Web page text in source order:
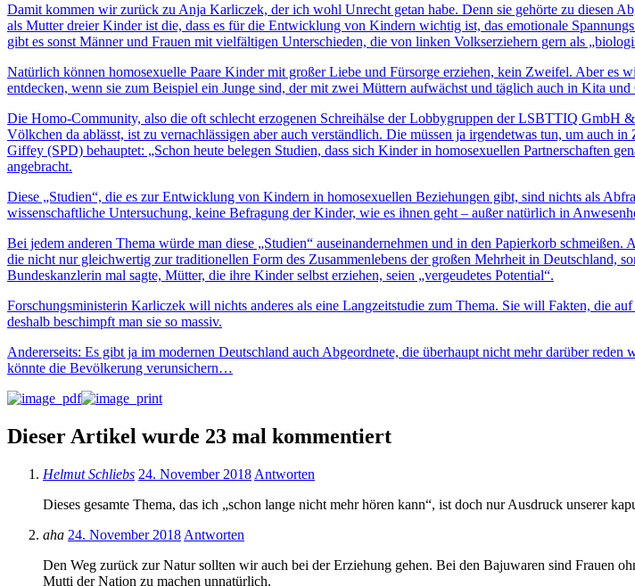
Damit kommen wir zurück zu Anja Karliczek, der ich wohl Unrecht getan habe. Denn sie gehörte zu diesen
als Mutter dreier Kinder ist die, dass es für die Entwicklung von Kindern wichtig ist, das emotionale
gibt es sonst Männer und Frauen mit vielfältigen Unterschieden, die von linken Volkserziehern gern als
Natürlich können homosexuelle Paare Kinder mit großer Liebe und Fürsorge erziehen, kein Zweifel. Aber es
entdecken, wenn sie zum Beispiel ein Junge sind, der mit zwei Müttern aufwächst und täglich auch in Kita
Die Homo-Community, also die oft schlecht erzogenen Schreihälse der Lobbygruppen der LSBTTIQ GmbH
Völkchen da ablässt, ist zu vernachlässigen aber auch verständlich. Die müssen ja irgendetwas tun, um auch
Giffey (SPD) behauptet: „Schon heute belegen Studien, dass sich Kinder in homosexuellen Partnerschaften
angebracht.
Diese „Studien“, die es zur Entwicklung von Kindern in homosexuellen Beziehungen gibt, sind nichts als
wissenschaftliche Untersuchung, keine Befragung der Kinder, wie es ihnen geht – außer natürlich in
Bei jedem anderen Thema würde man diese „Studien“ auseinandernehmen und in den Papierkorb
die nicht nur gleichwertig zur traditionellen Form des Zusammenlebens der großen Mehrheit in Deutschland,
Bundeskanzlerin mal sagte, Mütter, die ihre Kinder selbst erziehen, seien „vergeudetes Potential“.
Forschungsministerin Karliczek will nichts anderes als eine Langzeitstudie zum Thema. Sie will Fakten, die
deshalb beschimpft man sie so massiv.
Andererseits: Es gibt ja im modernen Deutschland auch Abgeordnete, die überhaupt nicht mehr darüber
könnte die Bevölkerung verunsichern…
Dieser Artikel wurde 23 mal kommentiert
Helmut Schliebs 24. November 2018 Antworten
Dieses gesamte Thema, das ich „schon lange nicht mehr hören kann“, ist doch nur Ausdruck unserer
aha 24. November 2018 Antworten
Den Weg zurück zur Natur sollten wir auch bei der Erziehung gehen. Bei den Bajuwaren sind Frauen
Mutti der Nation zu machen unnatürlich.